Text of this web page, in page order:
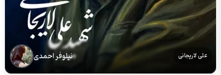
علی لاریجانی نیلوفر احمدی